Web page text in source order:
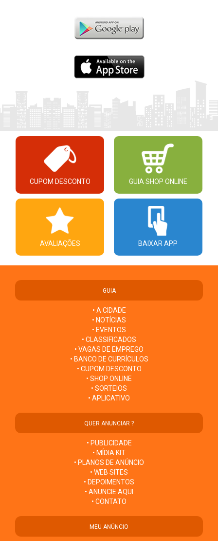
CUPOM DESCONTO GUIA SHOP ONLINE
AVALIAÇÕES BAIXAR APP
GUIA
• A CIDADE
• NOTÍCIAS
• EVENTOS
• CLASSIFICADOS
• VAGAS DE EMPREGO
• BANCO DE CURRÍCULOS
• CUPOM DESCONTO
• SHOP ONLINE
• SORTEIOS
• APLICATIVO
QUER ANUNCIAR ?
• PUBLICIDADE
• MÍDIA KIT
• PLANOS DE ANÚNCIO
• WEB SITES
• DEPOIMENTOS
• ANUNCIE AQUI
• CONTATO
MEU ANÚNCIO